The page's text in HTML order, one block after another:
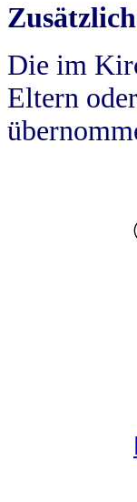
Die im
Eltern